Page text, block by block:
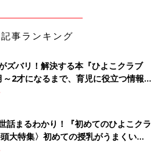
事ランキング
ズバリ！解決する本『ひよこクラブ
2才になるまで、育児に役立つ情報が
話まるわかり！『初めてのひよこクラ
大特集〉初めての授乳がうまくい
ミルクの基本と夏のトラブル 解決テ